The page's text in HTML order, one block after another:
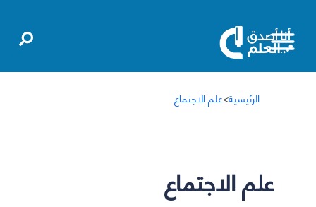
الرئيسية>علم الاجتماع
علم الاجتماع